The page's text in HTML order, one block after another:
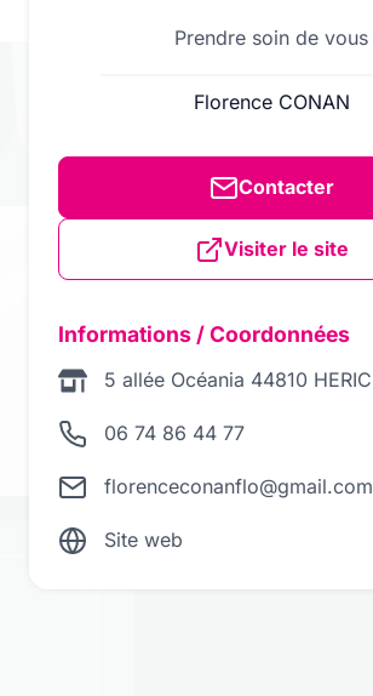
Prendre soin de vous
Florence CONAN
Contacter
Visiter le site
Informations / Coordonnées
5 allée Océania 44810 HERIC
06 74 86 44 77
florenceconanflo@gmail.com
Site web